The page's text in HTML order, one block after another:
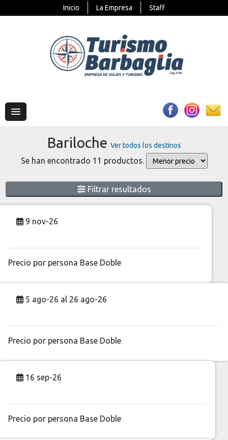
Inicio La Empresa Staff
Bariloche Ver todos los destinos
Se han encontrado 11 productos.
Filtrar resultados
9 nov-26
Precio por persona Base Doble
5 ago-26 al 26 ago-26
Precio por persona Base Doble
16 sep-26
Precio por persona Base Doble